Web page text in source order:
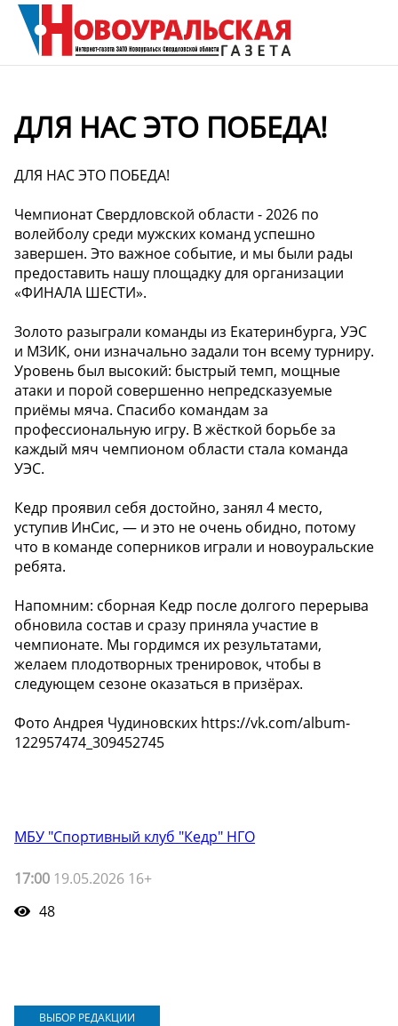
ДЛЯ НАС ЭТО ПОБЕДА!
ДЛЯ НАС ЭТО ПОБЕДА!
Чемпионат Свердловской области - 2026 по
волейболу среди мужских команд успешно
завершен. Это важное событие, и мы были рады
предоставить нашу площадку для организации
«ФИНАЛА ШЕСТИ».
Золото разыграли команды из Екатеринбурга, УЭС
и МЗИК, они изначально задали тон всему турниру.
Уровень был высокий: быстрый темп, мощные
атаки и порой совершенно непредсказуемые
приёмы мяча. Спасибо командам за
профессиональную игру. В жёсткой борьбе за
каждый мяч чемпионом области стала команда
УЭС.
Кедр проявил себя достойно, занял 4 место,
уступив ИнСис, — и это не очень обидно, потому
что в команде соперников играли и новоуральские
ребята.
Напомним: сборная Кедр после долгого перерыва
обновила состав и сразу приняла участие в
чемпионате. Мы гордимся их результатами,
желаем плодотворных тренировок, чтобы в
следующем сезоне оказаться в призёрах.
Фото Андрея Чудиновских https://vk.com/album-
122957474_309452745
МБУ "Спортивный клуб "Кедр" НГО
17:00 19.05.2026 16+
48
ВЫБОР РЕДАКЦИИ